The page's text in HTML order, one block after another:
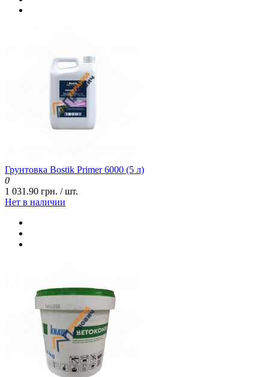
Грунтовка Bostik Primer 6000 (5 л)
0
1 031.90 грн. / шт.
Нет в наличии